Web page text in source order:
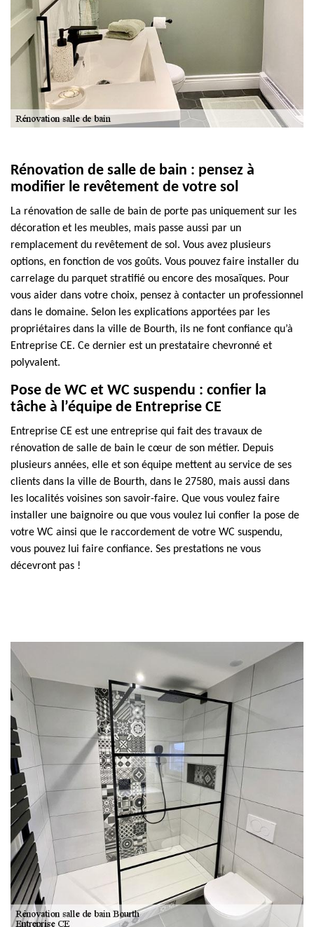
Rénovation de salle de bain : pensez à
modifier le revêtement de votre sol
La rénovation de salle de bain de porte pas uniquement sur les
décoration et les meubles, mais passe aussi par un
remplacement du revêtement de sol. Vous avez plusieurs
options, en fonction de vos goûts. Vous pouvez faire installer du
carrelage du parquet stratifié ou encore des mosaïques. Pour
vous aider dans votre choix, pensez à contacter un professionnel
dans le domaine. Selon les explications apportées par les
propriétaires dans la ville de Bourth, ils ne font confiance qu’à
Entreprise CE. Ce dernier est un prestataire chevronné et
polyvalent.
Pose de WC et WC suspendu : confier la
tâche à l’équipe de Entreprise CE
Entreprise CE est une entreprise qui fait des travaux de
rénovation de salle de bain le cœur de son métier. Depuis
plusieurs années, elle et son équipe mettent au service de ses
clients dans la ville de Bourth, dans le 27580, mais aussi dans
les localités voisines son savoir-faire. Que vous voulez faire
installer une baignoire ou que vous voulez lui confier la pose de
votre WC ainsi que le raccordement de votre WC suspendu,
vous pouvez lui faire confiance. Ses prestations ne vous
décevront pas !